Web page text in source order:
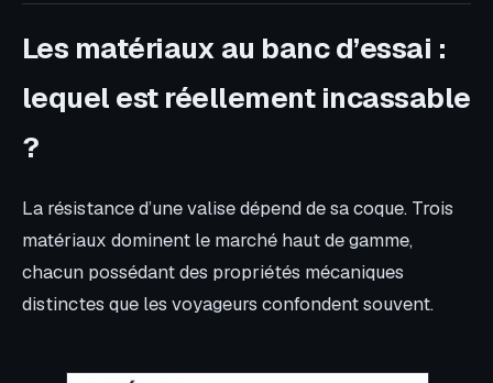
Les matériaux au banc d’essai :
lequel est réellement incassable
?
La résistance d’une valise dépend de sa coque. Trois
matériaux dominent le marché haut de gamme,
chacun possédant des propriétés mécaniques
distinctes que les voyageurs confondent souvent.